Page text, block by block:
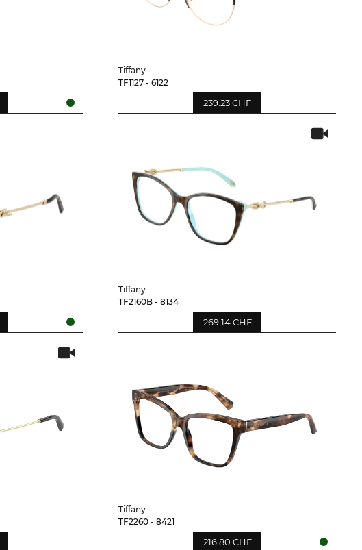
Tiffany
TF1127 - 6122
239.23 CHF
Tiffany
TF2160B - 8134
269.14 CHF
Tiffany
TF2260 - 8421
216.80 CHF